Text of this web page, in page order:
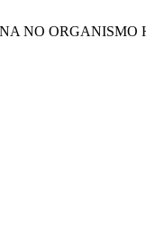
NO